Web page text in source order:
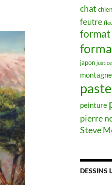
chat chien
feutre
format
japon justice
montagne
peinture
pierre
Steve
DESSINS